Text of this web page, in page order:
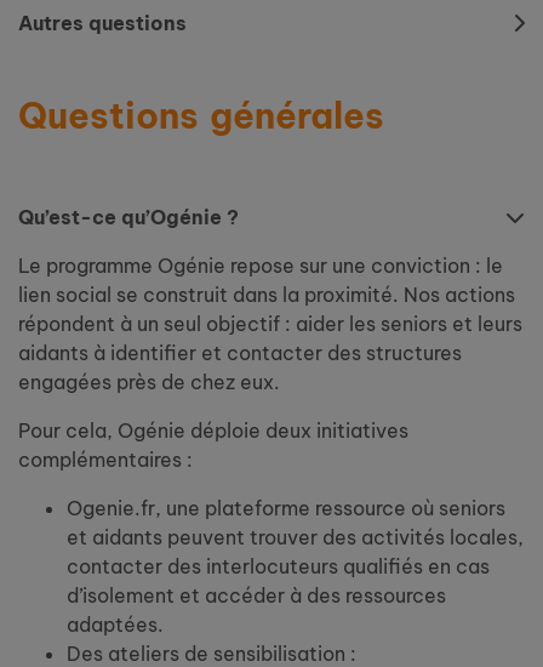
Autres questions
Questions générales
Qu’est-ce qu’Ogénie ?
Le programme Ogénie repose sur une conviction : le
lien social se construit dans la proximité. Nos actions
répondent à un seul objectif : aider les seniors et leurs
aidants à identifier et contacter des structures
engagées près de chez eux.
Pour cela, Ogénie déploie deux initiatives
complémentaires :
Ogenie.fr, une plateforme ressource où seniors
et aidants peuvent trouver des activités locales,
contacter des interlocuteurs qualifiés en cas
d’isolement et accéder à des ressources
adaptées.
Des ateliers de sensibilisation :